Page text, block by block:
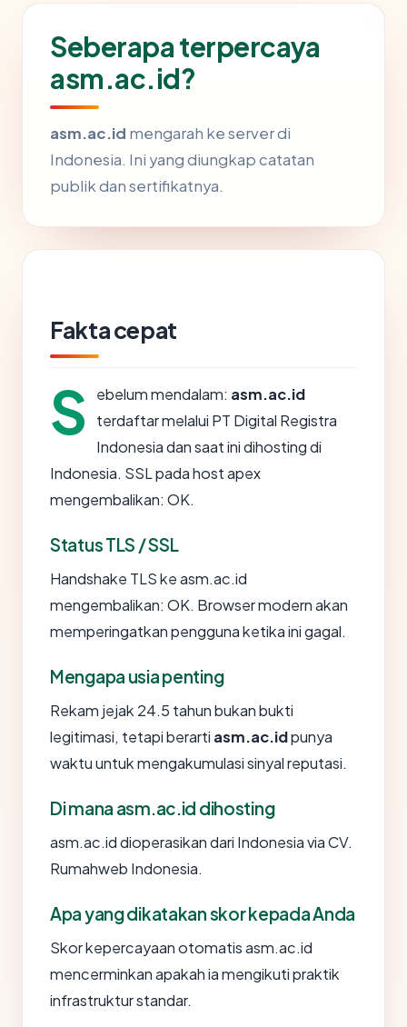
Seberapa terpercaya
asm.ac.id?
asm.ac.id mengarah ke server di
Indonesia. Ini yang diungkap catatan
publik dan sertifikatnya.
Fakta cepat
S ebelum mendalam: asm.ac.id
terdaftar melalui PT Digital Registra
Indonesia dan saat ini dihosting di
Indonesia. SSL pada host apex
mengembalikan: OK.
Status TLS / SSL
Handshake TLS ke asm.ac.id
mengembalikan: OK. Browser modern akan
memperingatkan pengguna ketika ini gagal.
Mengapa usia penting
Rekam jejak 24.5 tahun bukan bukti
legitimasi, tetapi berarti asm.ac.idpunya
waktu untuk mengakumulasi sinyal reputasi.
Di mana asm.ac.id dihosting
asm.ac.id dioperasikan dari Indonesia via CV.
Rumahweb Indonesia.
Apa yang dikatakan skor kepada Anda
Skor kepercayaan otomatis asm.ac.id
mencerminkan apakah ia mengikuti praktik
infrastruktur standar.